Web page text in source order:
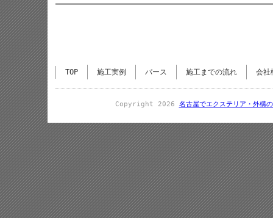
TOP 施工実例 パース 施工までの流れ 会社
Copyright 2026 名古屋でエクステリア・外構